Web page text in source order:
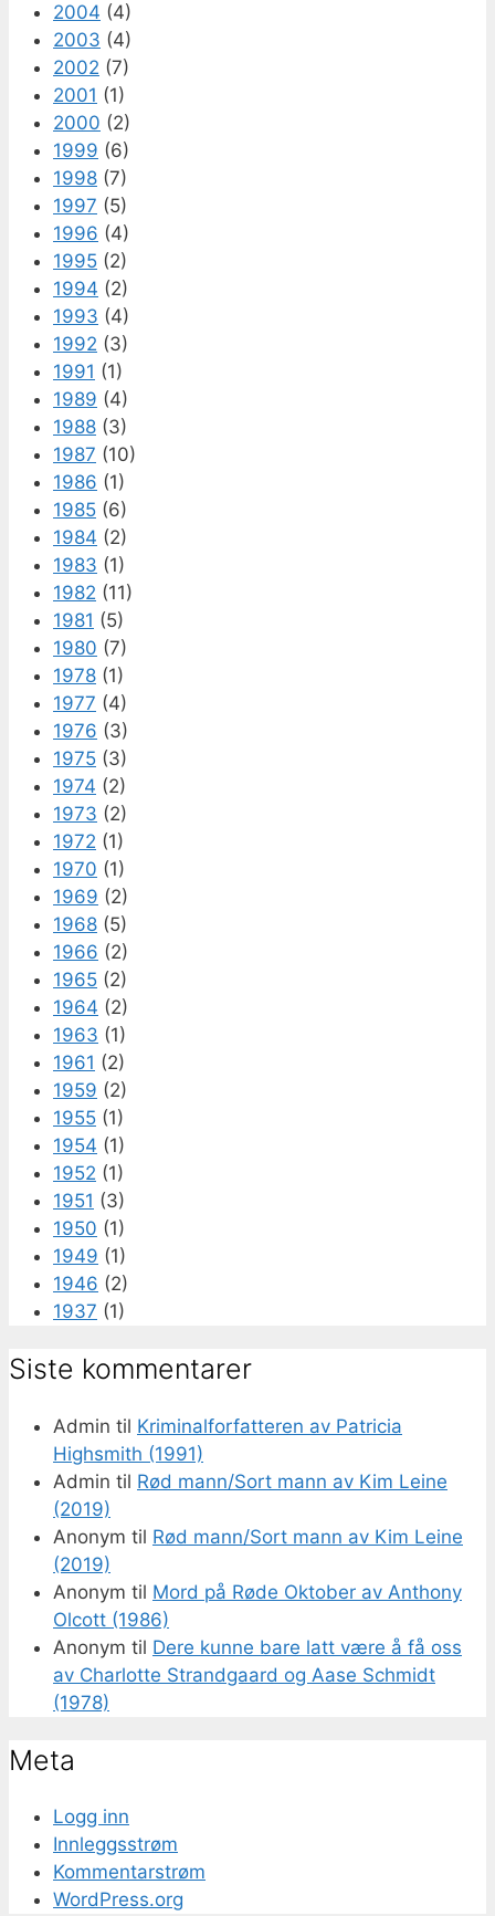
2004 (4)
2003 (4)
2002 (7)
2001 (1)
2000 (2)
1999 (6)
1998 (7)
1997 (5)
1996 (4)
1995 (2)
1994 (2)
1993 (4)
1992 (3)
1991 (1)
1989 (4)
1988 (3)
1987 (10)
1986 (1)
1985 (6)
1984 (2)
1983 (1)
1982 (11)
1981 (5)
1980 (7)
1978 (1)
1977 (4)
1976 (3)
1975 (3)
1974 (2)
1973 (2)
1972 (1)
1970 (1)
1969 (2)
1968 (5)
1966 (2)
1965 (2)
1964 (2)
1963 (1)
1961 (2)
1959 (2)
1955 (1)
1954 (1)
1952 (1)
1951 (3)
1950 (1)
1949 (1)
1946 (2)
1937 (1)
Siste kommentarer
Admin til Kriminalforfatteren av Patricia
Highsmith (1991)
Admin til Rød mann/Sort mann av Kim Leine
(2019)
Anonym til Rød mann/Sort mann av Kim Leine
(2019)
Anonym til Mord på Røde Oktober av Anthony
Olcott (1986)
Anonym til Dere kunne bare latt være å få oss
av Charlotte Strandgaard og Aase Schmidt
(1978)
Meta
Logg inn
Innleggsstrøm
Kommentarstrøm
WordPress.org